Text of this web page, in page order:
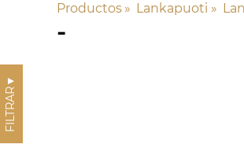
Productos ‪» Lankapuoti ‪»
-
FILTRAR
▼